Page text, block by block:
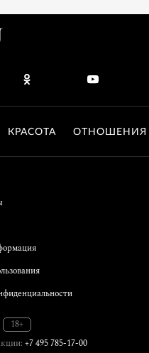
КРАСОТА ОТНОШЕНИЯ
18+
+7 495 785-17-00